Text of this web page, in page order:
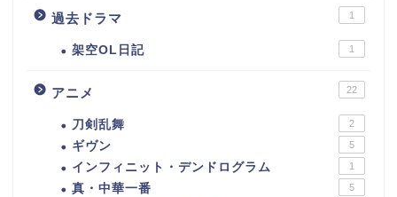
過去ドラマ 1
架空OL日記 1
アニメ 22
刀剣乱舞 2
ギヴン 5
インフィニット・デンドログラム 1
真・中華一番 5